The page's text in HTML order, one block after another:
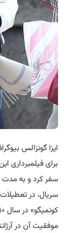
ایزا گونزالس
سفر کرد و به مدت
سریال، در
موفقیت آن در